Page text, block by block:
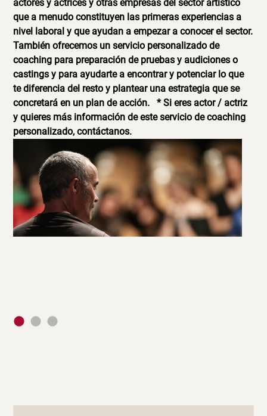
actores y actrices y otras empresas del sector artístico
que a menudo constituyen las primeras experiencias a
nivel laboral y que ayudan a empezar a conocer el sector.
También ofrecemos un servicio personalizado de
coaching para preparación de pruebas y audiciones o
castings y para ayudarte a encontrar y potenciar lo que
te diferencia del resto y plantear una estrategia que se
concretará en un plan de acción.* Si eres actor / actriz
y quieres más información de este servicio de coaching
personalizado, contáctanos.